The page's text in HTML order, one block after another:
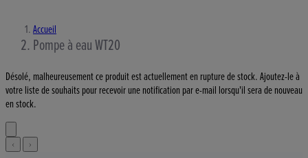
Accueil
Pompe à eau WT20
Désolé, malheureusement ce produit est actuellement en rupture de stock. Ajoutez-le à
votre liste de souhaits pour recevoir une notification par e-mail lorsqu'il sera de nouveau
en stock.